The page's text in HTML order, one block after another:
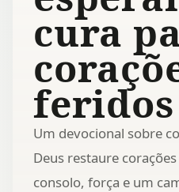
cura
feridos
Um devocional sobre
Deus restaure
consolo, força e um